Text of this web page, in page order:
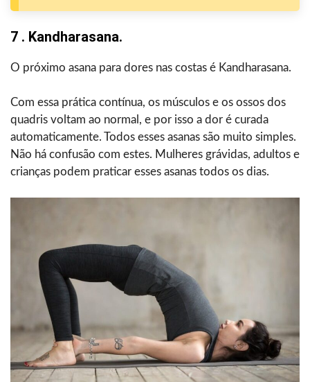
7 . Kandharasana.
O próximo asana para dores nas costas é Kandharasana.
Com essa prática contínua, os músculos e os ossos dos
quadris voltam ao normal, e por isso a dor é curada
automaticamente. Todos esses asanas são muito simples.
Não há confusão com estes. Mulheres grávidas, adultos e
crianças podem praticar esses asanas todos os dias.